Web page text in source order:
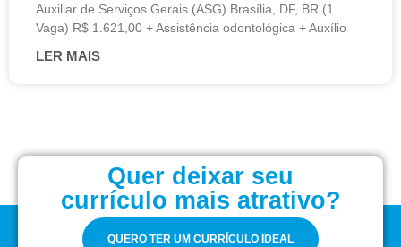
Auxiliar de Serviços Gerais (ASG) Brasília, DF, BR (1
Vaga) R$ 1.621,00 + Assistência odontológica + Auxílio
LER MAIS
Quer deixar seu
currículo mais atrativo?
QUERO TER UM CURRÍCULO IDEAL